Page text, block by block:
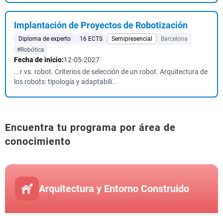
Implantación de Proyectos de Robotización
Diploma de experto 16 ECTS Semipresencial
Barcelona
#Robótica
Fecha de inicio:12-05-2027
...r vs. robot. Criterios de selección de un robot. Arquitectura de
los robots: tipología y adaptabili...
Encuentra tu programa por área de
conocimiento
Arquitectura y Entorno Construido